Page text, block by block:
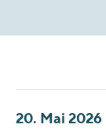
20. Mai 2026